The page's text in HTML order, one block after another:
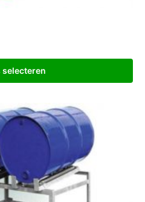
selecteren